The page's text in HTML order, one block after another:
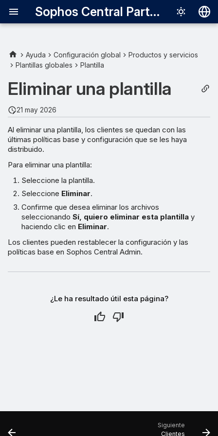
Sophos Central Partner
English
Français
한국어
Ayuda Configuración global
Productos y servicios
Plantillas globales
Plantilla
Eliminar una plantilla
21 may 2026
Al eliminar una plantilla, los clientes se quedan con las
últimas políticas base y configuración que se les haya
distribuido.
Para eliminar una plantilla:
Seleccione la plantilla.
Seleccione Eliminar.
Confirme que desea eliminar los archivos
seleccionandoSí, quiero eliminar esta plantilla y
haciendo clic en Eliminar.
Los clientes pueden restablecer la configuración y las
políticas base en Sophos Central Admin.
¿Le ha resultado útil esta página?
Siguiente
Clientes